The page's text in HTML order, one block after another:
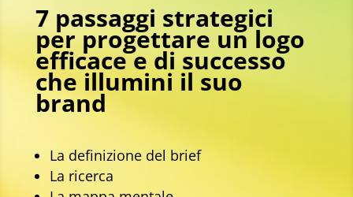
7 passaggi strategici
per progettare un logo
efficacee di successo
che illumini il suo
brand
La definizione del brief
La ricerca